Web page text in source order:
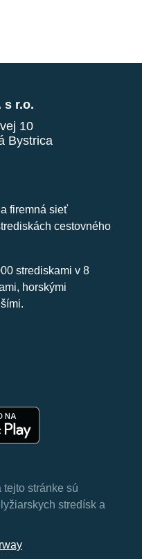
s r.o.
10
Bystrica
firemná sieť
cestovného
strediskami v 8
horskými
stránke sú
stredísk a